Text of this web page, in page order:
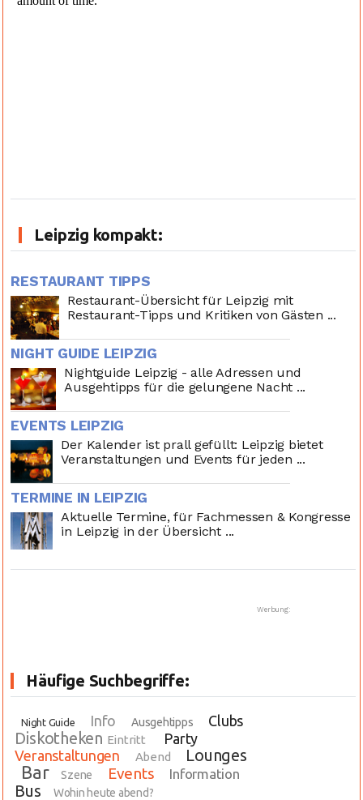
Leipzig kompakt:
RESTAURANT TIPPS
Restaurant-Übersicht für Leipzig mit
Restaurant-Tipps und Kritiken von Gästen ...
NIGHT GUIDE LEIPZIG
Nightguide Leipzig - alle Adressen und
Ausgehtipps für die gelungene Nacht ...
EVENTS LEIPZIG
Der Kalender ist prall gefüllt: Leipzig bietet
Veranstaltungen und Events für jeden ...
TERMINE IN LEIPZIG
Aktuelle Termine, für Fachmessen & Kongresse
in Leipzig in der Übersicht ...
Werbung:
Häufige Suchbegriffe:
Night Guide Info Ausgehtipps Clubs
Diskotheken Eintritt
Party
Veranstaltungen
Abend Lounges
Bar Szene Events Information
Bus Wohin heute abend?